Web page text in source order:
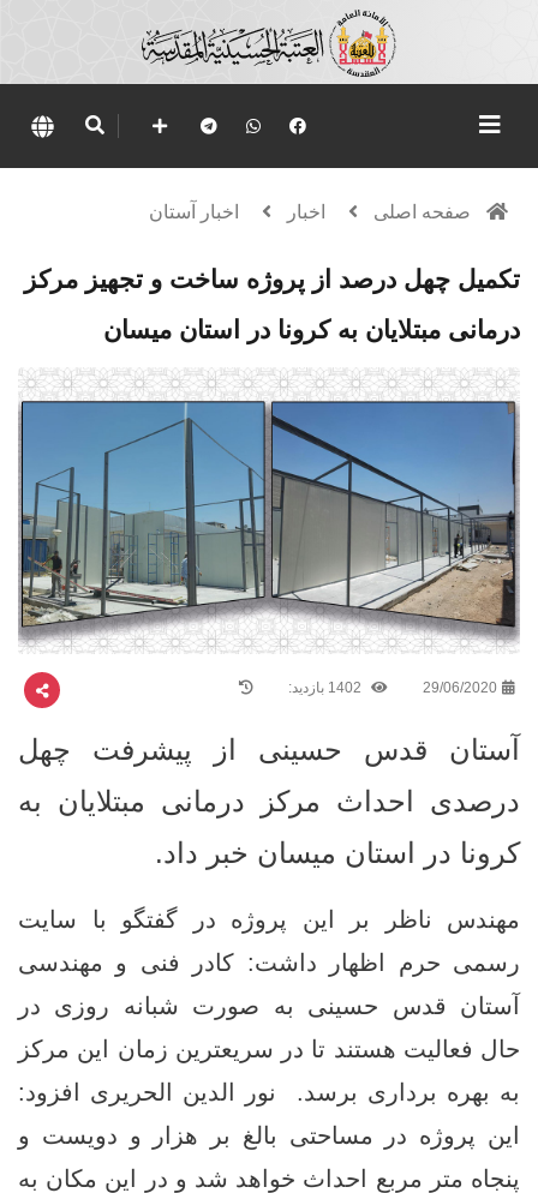
صفحه اصلی اخبار اخبار آستان
تکمیل چهل درصد از پروژه ساخت و تجهیز مرکز
درمانی مبتلایان به کرونا در استان میسان
29/06/2020
آستان قدس حسینی از پیشرفت چهل
درصدی احداث مرکز درمانی مبتلایان به
کرونا در استان میسان خبر داد.
مهندس ناظر بر این پروژه در گفتگو با سایت
رسمی حرم اظهار داشت: کادر فنی و مهندسی
آستان قدس حسینی به صورت شبانه روزی در
حال فعالیت هستند تا در سریعترین زمان این مرکز
به بهره برداری برسد. نور الدین الحریری افزود:
این پروژه در مساحتی بالغ بر هزار و دویست و
پنجاه متر مربع احداث خواهد شد و در این مکان به